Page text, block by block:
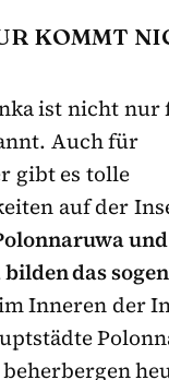
KOMMT
ist nicht nur
Auch für
gibt es tolle
auf der
und
das
Inneren der